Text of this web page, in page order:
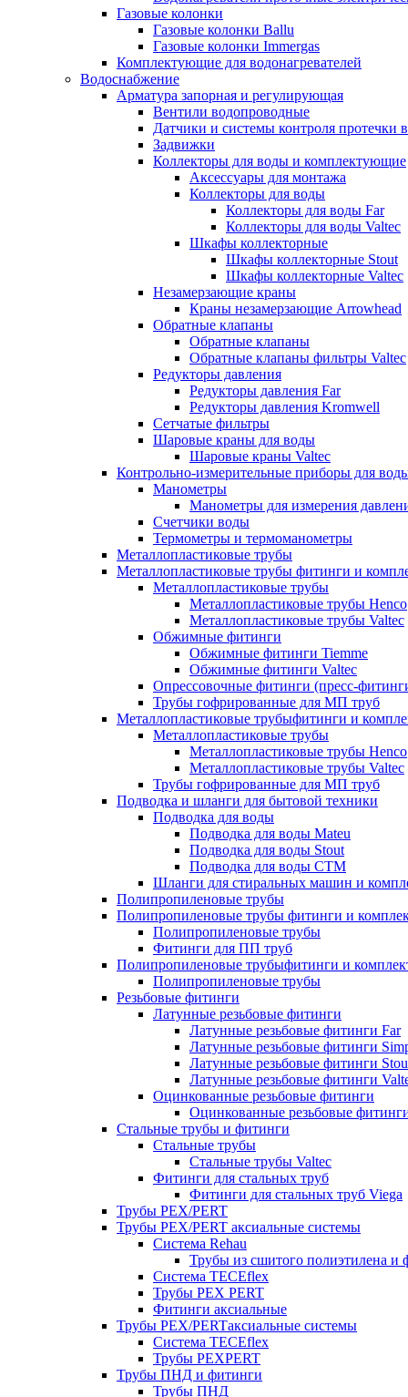
Газовые колонки
Газовые колонки Ballu
Газовые колонки Immergas
Комплектующие для водонагревателей
Водоснабжение
Арматура запорная и регулирующая
Вентили водопроводные
Датчики и системы контроля протечки
Задвижки
Коллекторы для воды и комплектующие
Аксессуары для монтажа
Коллекторы для воды
Коллекторы для воды Far
Коллекторы для воды Valtec
Шкафы коллекторные
Шкафы коллекторные Stout
Шкафы коллекторные Valtec
Незамерзающие краны
Краны незамерзающие Arrowhead
Обратные клапаны
Обратные клапаны
Обратные клапаны фильтры Valtec
Редукторы давления
Редукторы давления Far
Редукторы давления Kromwell
Сетчатые фильтры
Шаровые краны для воды
Шаровые краны Valtec
Контрольно-измерительные приборы для
Манометры
Манометры для измерения
Счетчики воды
Термометры и термоманометры
Металлопластиковые трубы
Металлопластиковые трубы фитинги и
Металлопластиковые трубы
Металлопластиковые трубы Henco
Металлопластиковые трубы Valtec
Обжимные фитинги
Обжимные фитинги Tiemme
Обжимные фитинги Valtec
Опрессовочные фитинги (пресс-
Трубы гофрированные для МП труб
Металлопластиковые трубыфитинги и
Металлопластиковые трубы
Металлопластиковые трубы Henco
Металлопластиковые трубы Valtec
Трубы гофрированные для МП труб
Подводка и шланги для бытовой техники
Подводка для воды
Подводка для воды Mateu
Подводка для воды Stout
Подводка для воды СТМ
Шланги для стиральных машин и
Полипропиленовые трубы
Полипропиленовые трубы фитинги и
Полипропиленовые трубы
Фитинги для ПП труб
Полипропиленовые трубыфитинги и
Полипропиленовые трубы
Резьбовые фитинги
Латунные резьбовые фитинги
Латунные резьбовые фитинги Far
Латунные резьбовые фитинги
Латунные резьбовые фитинги
Латунные резьбовые фитинги
Оцинкованные резьбовые фитинги
Оцинкованные резьбовые
Стальные трубы и фитинги
Стальные трубы
Стальные трубы Valtec
Фитинги для стальных труб
Фитинги для стальных труб Viega
Трубы PEX/PERT
Трубы PEX/PERT аксиальные системы
Система Rehau
Трубы из сшитого полиэтилена и
Система TECEflex
Трубы PEX PERT
Фитинги аксиальные
Трубы PEX/PERTаксиальные системы
Система TECEflex
Трубы PEXPERT
Трубы ПНД и фитинги
Трубы ПНД